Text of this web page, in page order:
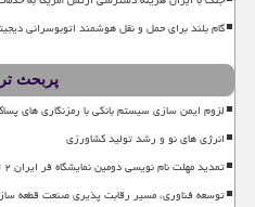
گام بلند برای حمل و نقل هوشمند اتوبوسرانی دیجیتال به ۵
پربحث
لزوم ایمن سازی سیستم بانکی با رمزنگاری های
انرژی های نو و رشد تولید کشاورزی
تمدید مهلت نام نویسی دومین نمایشگاه فر ایران ۲ تا ۳۱ مرداد
توسعه فناوری، مسیر رقابت پذیری صنعت قطعه